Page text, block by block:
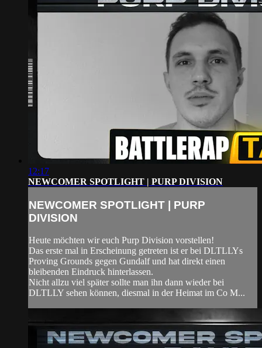
12:17
NEWCOMER SPOTLIGHT | PURP DIVISION
NEWCOMER SPOTLIGHT | PURP
DIVISION
Heute möchten wir euch Purp Division vorstellen!
Das erste mal in Erscheinung getreten ist er bei DLTLLYs
Proving Grounds gegen Gundalf und hat direkt einen
bleibenden Eindruck hinterlassen.
Nicht allzu viel später sollte man ihn dann wieder bei
DLTLLY sehen können, diesmal in der Heimat im Co M...